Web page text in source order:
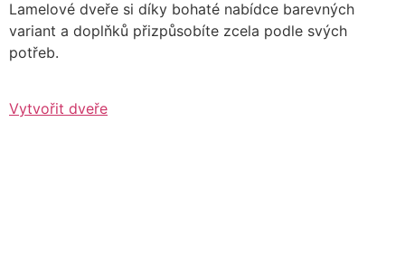
Lamelové dveře si díky bohaté nabídce barevných
variant a doplňků přizpůsobíte zcela podle svých
potřeb.
Vytvořit dveře